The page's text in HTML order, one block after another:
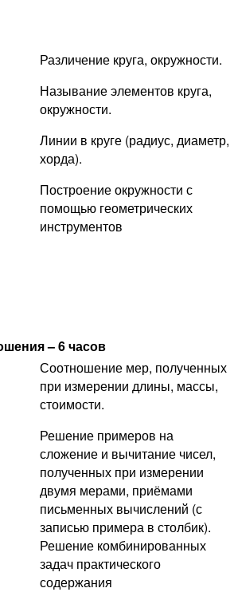
Различение круга, окружности.
Называние элементов круга,
окружности.
Линии в круге (радиус, диаметр,
хорда).
Построение окружности с
помощью геометрических
инструментов
– 6 часов
Соотношение мер, полученных
при измерении длины, массы,
стоимости.
Решение примеров на
сложение и вычитание чисел,
полученных при измерении
двумя мерами, приёмами
письменных вычислений (с
записью примера в столбик).
Решение комбинированных
задач практического
содержания